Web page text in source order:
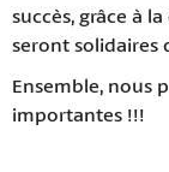
succès, grâce à
seront solidaires
Ensemble, nous
importantes !!!